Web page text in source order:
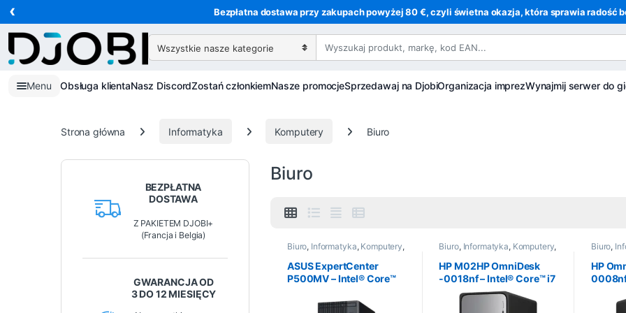
Przejdź do nawigacji
Przejdź do treści
‹ Bezpłatna dostawa przy zakupach powyżej 80 €, czyli świetna okazja, która sprawia radość
Wyszukaj:
Menu Obsługa klientaNasz DiscordZostań członkiemNasze promocjeSprzedawaj na DjobiOrganizacja imprezWynajmij serwer do
Strona główna Informatyka Komputery Biuro
Biuro
Biuro, Informatyka, Komputery,
Wstępnie zmontowany
ASUS ExpertCenter
P500MV – Intel® Core™
– 16 Go DDR5 – SSD 512
Biuro, Informatyka, Komputery,
Wstępnie zmontowany
HP M02HP OmniDesk
-0018nf – Intel® Core™ i7
14700 – Intel® UHD – 16
Go DDR5 – SSD 1 To –
Biuro,
HP
14400
16 GB
BEZPŁATNA
DOSTAWA
Z PAKIETEM DJOBI+
(Francja i Belgia)
GWARANCJA OD
3 DO 12 MIESIĘCY